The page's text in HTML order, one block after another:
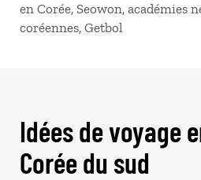
en Corée, Seowon, académies
coréennes, Getbol
Idées de voyage
Corée du sud